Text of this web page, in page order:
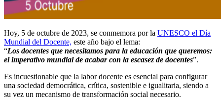
Hoy, 5 de octubre de 2023, se conmemora por la UNESCO el Día
Mundial del Docente, este año bajo el lema:
“Los docentes que necesitamos para la educación que queremos:
el imperativo mundial de acabar con la escasez de docentes”.
Es incuestionable que la labor docente es esencial para configurar
una sociedad democrática, crítica, sostenible e igualitaria, siendo a
su vez un mecanismo de transformación social necesario.